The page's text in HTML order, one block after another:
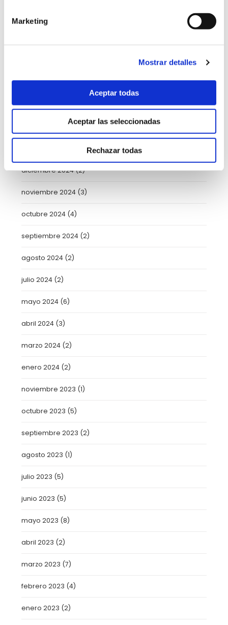
Marketing
Mostrar detalles
Aceptar todas
Aceptar las seleccionadas
Rechazar todas
julio 2025
abril 2025(8)
marzo 2025(8)
(8)
diciembre 2024(2)
noviembre 2024 (3)
octubre 2024 (4)
septiembre 2024 (2)
agosto 2024 (2)
julio 2024 (2)
mayo 2024 (6)
abril 2024 (3)
marzo 2024 (2)
enero 2024 (2)
noviembre 2023 (1)
octubre 2023 (5)
septiembre 2023 (2)
agosto 2023 (1)
julio 2023 (5)
junio 2023 (5)
mayo 2023 (8)
abril 2023 (2)
marzo 2023 (7)
febrero 2023 (4)
enero 2023 (2)